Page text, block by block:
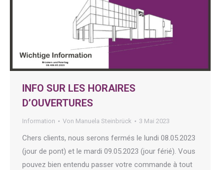
INFO SUR LES HORAIRES
D’OUVERTURES
Information Von Manuela Steinbrück 3 Mai 2023
Chers clients, nous serons fermés le lundi 08.05.2023
(jour de pont) et le mardi 09.05.2023 (jour férié). Vous
pouvez bien entendu passer votre commande à tout